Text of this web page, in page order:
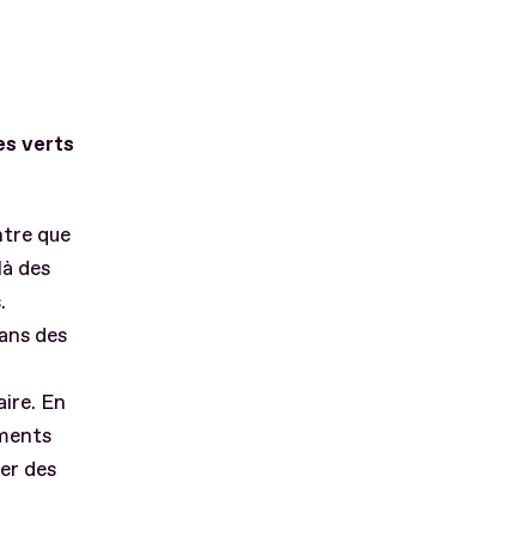
verts
que
des
des
En
des